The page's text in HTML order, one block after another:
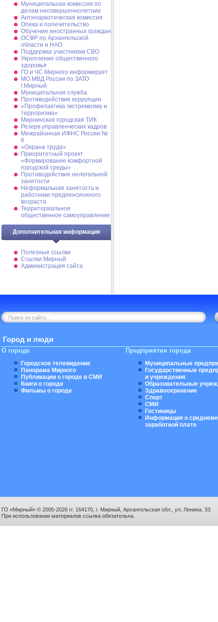
Муниципальная комиссия по
делам несовершеннолетних
Антинаркотическая комиссия
Опека и попечительство
Обучение иностранных граждан
ОСФР по Архангельской
области и НАО
Поддержка участникам СВО
Укрепление общественного
здоровья
ГО и ЧС Мирного информирует
МО МВД России по ЗАТО
г.Мирный
Муниципальная cлужба
Противодействие коррупции
«Профилактика экстремизма и
терроризма»
Мирнинская городская ТИК
Резерв управленческих кадров
Межрайонная ИФНС России №
6
«Охрана труда»
Приоритетный проект
«Формирование комфортной
городской среды»
Противодействие нелегальной
занятости
Неформальная занятость и
работники предпенсионного
возраста
Территориальное
общественное самоуправление
Дополнительная информация
Полезные ссылки
Ссылки Мирный
Администрация сайта
Город и люди
О городе
Городское телевидение
Панорама Мирного
Публикации о городе в СМИ
Книги о городе
Фильмы о городе
Предприятия города
Муниципальные
Государственные
и учреждения
Образовательные
Здравоохранение
Спорт
СМИ
Гостиницы
Информация о
заработной плате
ГО «Мирный» © 2005-2026 гг. 164170, г. Мирный, Архангельская обл., ул. Ленина, 33.
При использовании материалов ссылка обязательна.